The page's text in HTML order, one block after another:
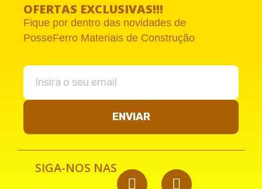
OFERTAS EXCLUSIVAS!!!
Fique por dentro das novidades de
PosseFerro Materiais de Construção
ENVIAR
SIGA-NOS NAS